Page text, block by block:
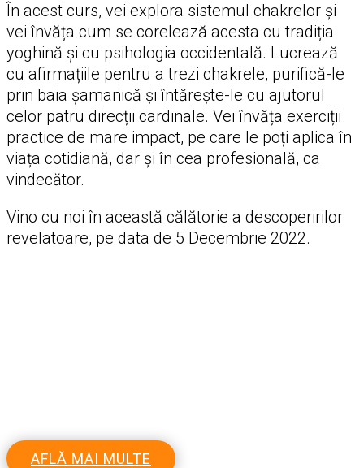
În acest curs, vei explora sistemul chakrelor și
vei învăța cum se corelează acesta cu tradiția
yoghină și cu psihologia occidentală. Lucrează
cu afirmațiile pentru a trezi chakrele, purifică-le
prin baia șamanică și întărește-le cu ajutorul
celor patru direcții cardinale. Vei învăța exerciții
practice de mare impact, pe care le poți aplica în
viața cotidiană, dar și în cea profesională, ca
vindecător.
Vino cu noi în această călătorie a descoperirilor
revelatoare, pe data de 5 Decembrie 2022.
AFLĂ MAI MULTE